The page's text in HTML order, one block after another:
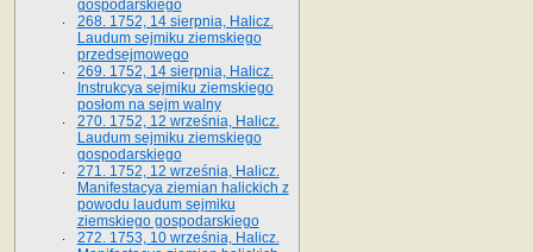
gospodarskiego
268. 1752, 14 sierpnia, Halicz.
Laudum sejmiku ziemskiego
przedsejmowego
269. 1752, 14 sierpnia, Halicz.
Instrukcya sejmiku ziemskiego
posłom na sejm walny
270. 1752, 12 września, Halicz.
Laudum sejmiku ziemskiego
gospodarskiego
271. 1752, 12 września, Halicz.
Manifestacya ziemian halickich z
powodu laudum sejmiku
ziemskiego gospodarskiego
272. 1753, 10 września, Halicz.